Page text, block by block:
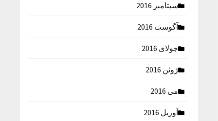
سپتامبر 2016
آگوست 2016
جولای 2016
ژوئن 2016
می 2016
آوریل 2016